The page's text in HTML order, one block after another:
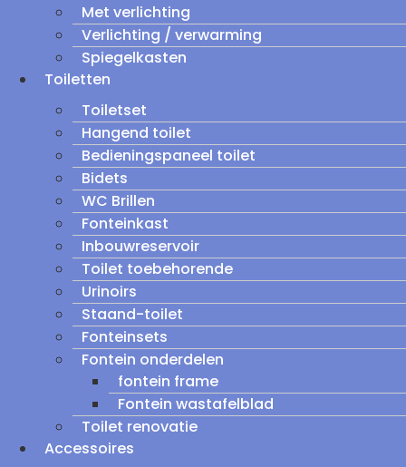
Met verlichting
Verlichting / verwarming
Spiegelkasten
Toiletten
Toiletset
Hangend toilet
Bedieningspaneel toilet
Bidets
WC Brillen
Fonteinkast
Inbouwreservoir
Toilet toebehorende
Urinoirs
Staand-toilet
Fonteinsets
Fontein onderdelen
fontein frame
Fontein wastafelblad
Toilet renovatie
Accessoires